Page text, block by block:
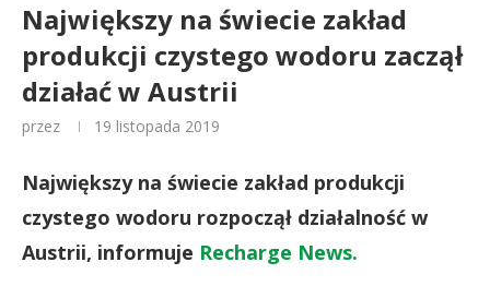
Największy na świecie zakład
produkcji czystego wodoru zaczął
działać w Austrii
przez 19 listopada 2019
Największy na świecie zakład produkcji
czystego wodoru rozpoczął działalność w
Austrii, informuje Recharge News.